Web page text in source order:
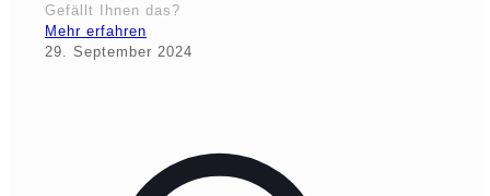
Gefällt Ihnen das?
Mehr erfahren
29. September 2024